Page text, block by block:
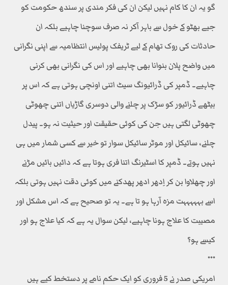
گو یہ ان کا کام نہیں لیکن ان کی فکر مندی پر سندھ حکومت کو
جیے بھٹو کے خول سے باہر آکر نہ صرف سوچنا چاہیے بلکہ ان
حادثات کی روک تھام کے لیے ٹریفک پولیس انتظامیہ سے اپنی نگرانی
میں واضح پلان بنوانا بھی چاہیے اور اس کی نگرانی بھی کرنی
چاہیے۔ ڈمپر کی ڈرائیونگ سیٹ اتنی اونچی ہوتی ہے کہ اس پر
بیٹھے ڈرائیور کو سڑک پر چلنے والی دوسری گاڑیاں اتنی چھوٹی
چھوٹی لگتی ہیں جن کی کوئی حقیقت اور حیثیت نہ ہو۔ پیدل
چلنے، سائیکل اور موٹر سائیکل سوار تو خیر سے کسی شمار میں ہی
نہیں ہوتے۔ ڈمپر کا اسٹیرنگ اتنا فری ہوتا ہے کہ دائیں بائیں مڑنے
اور چھلاوا بن کر اِدھر ادھر پھدکنے میں کوئی دقت نہیں ہوتی بلکہ
اسے بہہہہہت مزہ آرہا ہو تا ہے۔ یہ تو صحیح ہے کہ اس مشکل اور
مصیبت کا علاج ہونا چاہیے، لیکن سوال یہ ہے کہ کیا علاج ہو اور
کیسے ہو؟
٭٭٭
امریکی صدر نے 5 فروری کو ایک حکم نامے پر دستخط کیے ہیں